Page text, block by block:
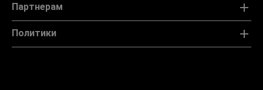
Партнерам
Политики